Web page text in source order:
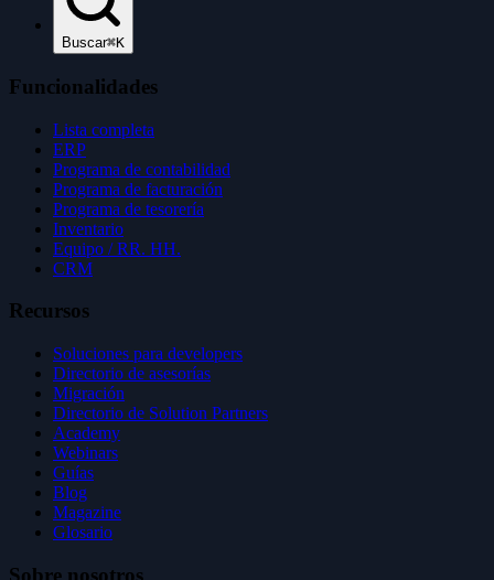
Buscar⌘K
Funcionalidades
Lista completa
ERP
Programa de contabilidad
Programa de facturación
Programa de tesorería
Inventario
Equipo / RR. HH.
CRM
Recursos
Soluciones para developers
Directorio de asesorías
Migración
Directorio de Solution Partners
Academy
Webinars
Guías
Blog
Magazine
Glosario
Sobre nosotros